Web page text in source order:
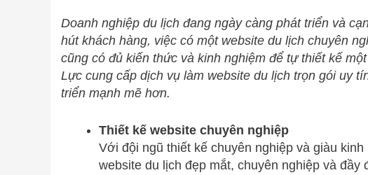
Doanh nghiệp du lịch đang ngày càng phát triển và
hút khách hàng, việc có một website du lịch chuyên
cũng có đủ kiến thức và kinh nghiệm để tự thiết kế
Lực cung cấp dịch vụ làm website du lịch trọn gói uy
triển mạnh mẽ hơn.
Thiết kế website chuyên nghiệp
Với đội ngũ thiết kế chuyên nghiệp và giàu
website du lịch đẹp mắt, chuyên nghiệp và